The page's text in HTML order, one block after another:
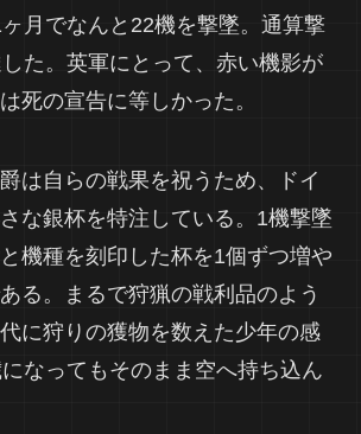
月でなんと22機を撃墜。通算撃
た。英軍にとって、赤い機影が
死の宣告に等しかった。
は自らの戦果を祝うため、ドイ
な銀杯を特注している。1機撃墜
機種を刻印した杯を1個ずつ増や
る。まるで狩猟の戦利品のよう
に狩りの獲物を数えた少年の感
なってもそのまま空へ持ち込ん